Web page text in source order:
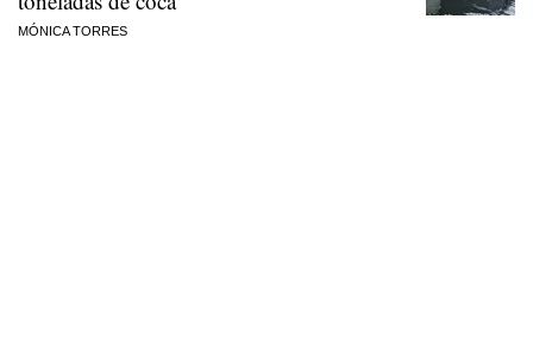
MÓNICA TORRES